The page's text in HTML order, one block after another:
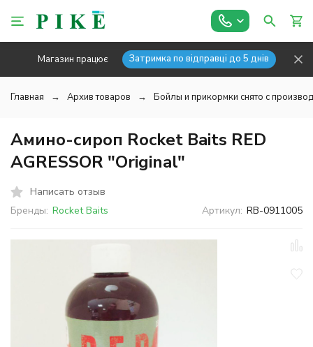
Магазин працює Затримка по відправці до 5 днів
Главная Архив товаров Бойлы и прикормки снято с
Амино-сироп Rocket Baits RED
AGRESSOR "Original"
Написать отзыв
Бренды: Rocket Baits Артикул: RB-0911005